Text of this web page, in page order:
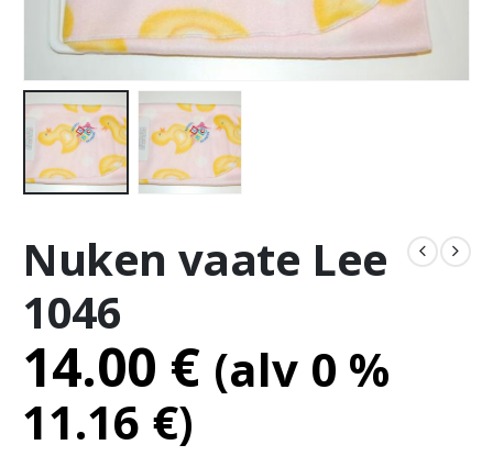
Nuken vaate Lee
1046
14.00 € (alv 0 %
11.16 €)